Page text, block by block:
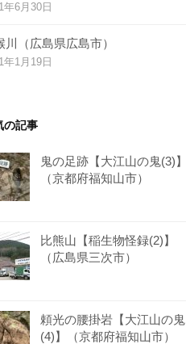
年6月30日
川（広島県広島市）
年1月19日
の記事
鬼の足跡【大江山の鬼(3)】
（京都府福知山市）
比熊山【稲生物怪録(2)】
（広島県三次市）
頼光の腰掛岩【大江山の鬼
(4)】（京都府福知山市）